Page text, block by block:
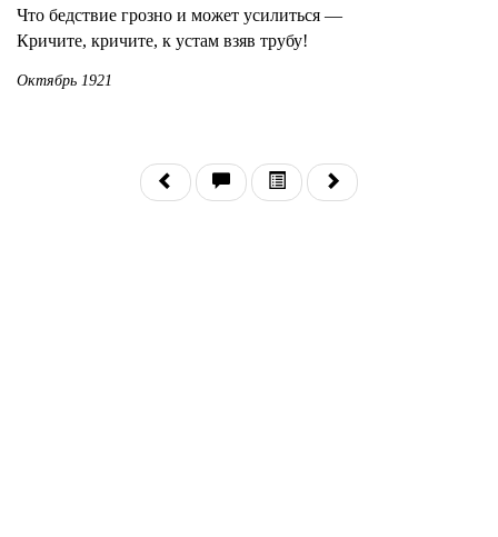
Что бедствие грозно и может усилиться —
Кричите, кричите, к устам взяв трубу!
Октябрь 1921